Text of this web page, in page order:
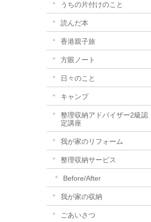
うちの片付けのこと
読んだ本
香港親子旅
方眼ノート
日々のこと
キャンプ
整理収納アドバイザー2級認
定講座
我が家のリフォーム
整理収納サービス
Before/After
我が家の収納
ごあいさつ